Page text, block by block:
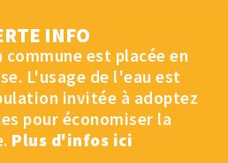
INFO
commune est placée en
L'usage de l'eau est
invitée à adoptez
pour économiser la
Plus d'infos ici